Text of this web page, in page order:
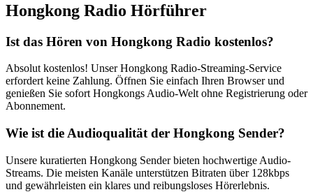
Hongkong Radio Hörführer
Ist das Hören von Hongkong Radio kostenlos?
Absolut kostenlos! Unser Hongkong Radio-Streaming-Service
erfordert keine Zahlung. Öffnen Sie einfach Ihren Browser und
genießen Sie sofort Hongkongs Audio-Welt ohne Registrierung oder
Abonnement.
Wie ist die Audioqualität der Hongkong Sender?
Unsere kuratierten Hongkong Sender bieten hochwertige Audio-
Streams. Die meisten Kanäle unterstützen Bitraten über 128kbps
und gewährleisten ein klares und reibungsloses Hörerlebnis.